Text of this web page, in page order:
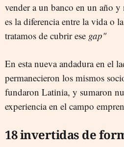
vender a un banco en un año
es la diferencia entre la vida o
tratamos de cubrir ese gap"
En esta nueva andadura en el
permanecieron los mismos
fundaron Latinia, y sumaron
experiencia en el campo
18 invertidas de